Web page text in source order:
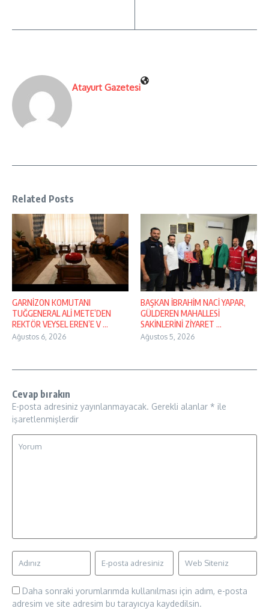
Atayurt Gazetesi
Related Posts
GARNİZON KOMUTANI
TUĞGENERAL ALİ METE’DEN
REKTÖR VEYSEL EREN’E V ...
Ağustos 6, 2026
BAŞKAN İBRAHİM NACİ YAPAR,
GÜLDEREN MAHALLESİ
SAKİNLERİNİ ZİYARET ...
Ağustos 5, 2026
Cevap bırakın
E-posta adresiniz yayınlanmayacak. Gerekli alanlar * ile
işaretlenmişlerdir
Daha sonraki yorumlarımda kullanılması için adım, e-posta
adresim ve site adresim bu tarayıcıya kaydedilsin.